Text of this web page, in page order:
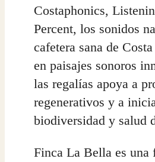
Costaphonics,
Percent, los sonidos
cafetera sana de
en paisajes sonoros
las regalías apoya a
regenerativos y a
biodiversidad y salud
Finca La Bella es